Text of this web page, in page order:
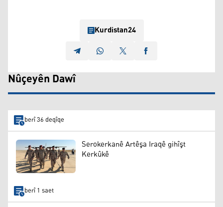
Kurdistan24
Nûçeyên Dawî
berî 36 deqîqe
Serokerkanê Artêşa Iraqê gihîşt
Kerkûkê
berî 1 saet